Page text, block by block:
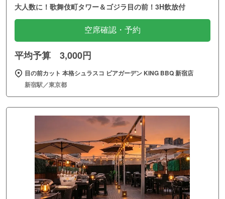
大人数に！歌舞伎町タワー＆ゴジラ目の前！3H飲放付
空席確認・予約
平均予算 3,000円
目の前カット 本格シュラスコ ビアガーデン KING BBQ 新宿店
新宿駅／東京都